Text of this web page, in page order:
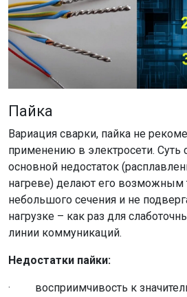
Пайка
Вариация сварки, пайка не
применению в электросети. Суть
основной недостаток
нагреве) делают его возможным
небольшого сечения и не
нагрузке – как раз для
линии коммуникаций.
Недостатки пайки:
· восприимчивость к